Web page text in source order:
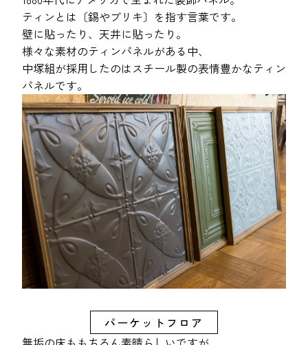
1880年代にアメリカで生まれた装飾パネル。
ティンとは〔錫やブリキ〕を指す言葉です。
壁に貼ったり、天井に貼ったり。
様々な素材のティンパネルがある中、
中塚組が採用したのはスチール製の表情豊かなティン
パネルです。
パーケットフロア